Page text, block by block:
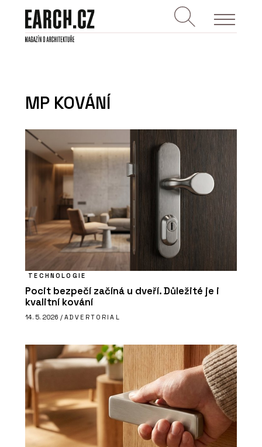
MP KOVÁNÍ
TECHNOLOGIE
Pocit bezpečí začíná u dveří. Důležité je i
kvalitní kování
14. 5. 2026 / ADVERTORIAL